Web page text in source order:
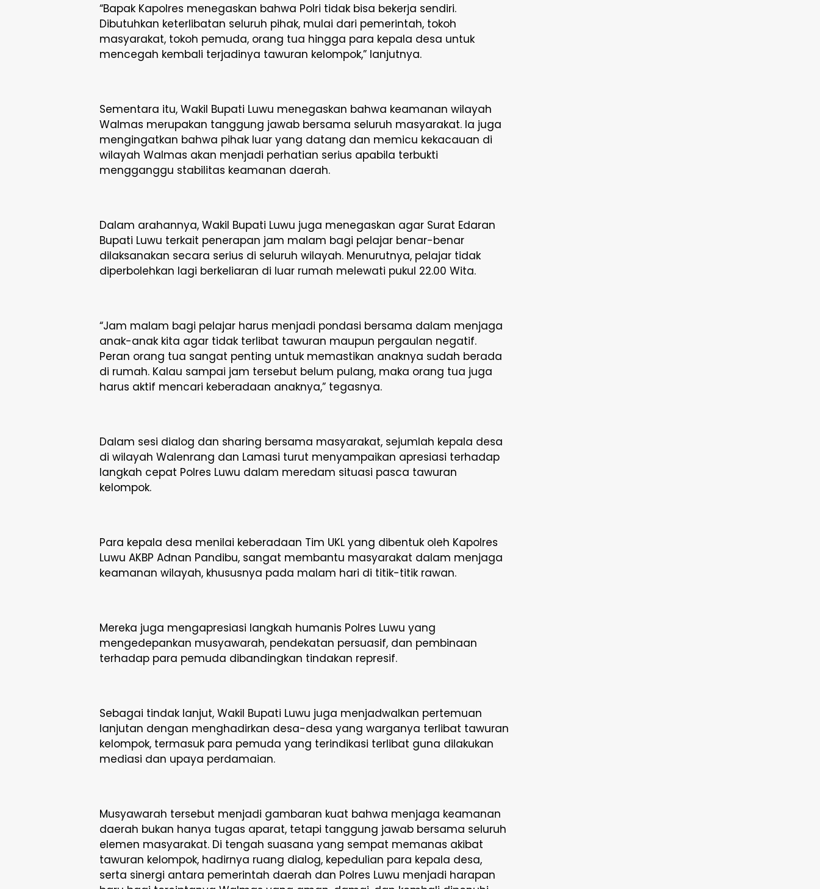
“Bapak Kapolres menegaskan bahwa Polri tidak bisa bekerja sendiri.
Dibutuhkan keterlibatan seluruh pihak, mulai dari pemerintah, tokoh
masyarakat, tokoh pemuda, orang tua hingga para kepala desa untuk
mencegah kembali terjadinya tawuran kelompok,” lanjutnya.
Sementara itu, Wakil Bupati Luwu menegaskan bahwa keamanan wilayah
Walmas merupakan tanggung jawab bersama seluruh masyarakat. Ia juga
mengingatkan bahwa pihak luar yang datang dan memicu kekacauan di
wilayah Walmas akan menjadi perhatian serius apabila terbukti
mengganggu stabilitas keamanan daerah.
Dalam arahannya, Wakil Bupati Luwu juga menegaskan agar Surat Edaran
Bupati Luwu terkait penerapan jam malam bagi pelajar benar-benar
dilaksanakan secara serius di seluruh wilayah. Menurutnya, pelajar tidak
diperbolehkan lagi berkeliaran di luar rumah melewati pukul 22.00 Wita.
“Jam malam bagi pelajar harus menjadi pondasi bersama dalam menjaga
anak-anak kita agar tidak terlibat tawuran maupun pergaulan negatif.
Peran orang tua sangat penting untuk memastikan anaknya sudah berada
di rumah. Kalau sampai jam tersebut belum pulang, maka orang tua juga
harus aktif mencari keberadaan anaknya,” tegasnya.
Dalam sesi dialog dan sharing bersama masyarakat, sejumlah kepala desa
di wilayah Walenrang dan Lamasi turut menyampaikan apresiasi terhadap
langkah cepat Polres Luwu dalam meredam situasi pasca tawuran
kelompok.
Para kepala desa menilai keberadaan Tim UKL yang dibentuk oleh Kapolres
Luwu AKBP Adnan Pandibu, sangat membantu masyarakat dalam menjaga
keamanan wilayah, khususnya pada malam hari di titik-titik rawan.
Mereka juga mengapresiasi langkah humanis Polres Luwu yang
mengedepankan musyawarah, pendekatan persuasif, dan pembinaan
terhadap para pemuda dibandingkan tindakan represif.
Sebagai tindak lanjut, Wakil Bupati Luwu juga menjadwalkan pertemuan
lanjutan dengan menghadirkan desa-desa yang warganya terlibat tawuran
kelompok, termasuk para pemuda yang terindikasi terlibat guna dilakukan
mediasi dan upaya perdamaian.
Musyawarah tersebut menjadi gambaran kuat bahwa menjaga keamanan
daerah bukan hanya tugas aparat, tetapi tanggung jawab bersama seluruh
elemen masyarakat. Di tengah suasana yang sempat memanas akibat
tawuran kelompok, hadirnya ruang dialog, kepedulian para kepala desa,
serta sinergi antara pemerintah daerah dan Polres Luwu menjadi harapan